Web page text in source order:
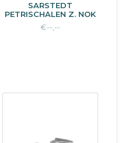
SARSTEDT
PETRISCHALEN Z. NOK
€--,--